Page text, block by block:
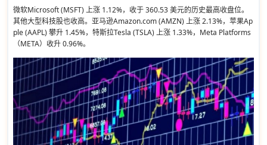
微软Microsoft (MSFT) 上涨 1.12%，收于 360.53 美元的历史最高收盘位。
其他大型科技股也收高。亚马逊Amazon.com (AMZN) 上涨 2.13%，苹果Ap
ple (AAPL) 攀升 1.45%，特斯拉Tesla (TSLA) 上涨 1.33%，Meta Platforms
（META）收升 0.96%。